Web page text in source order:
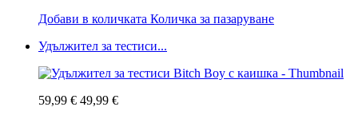
Добави в количката Количка за пазаруване
Удължител за тестиси...
59,99 € 49,99 €